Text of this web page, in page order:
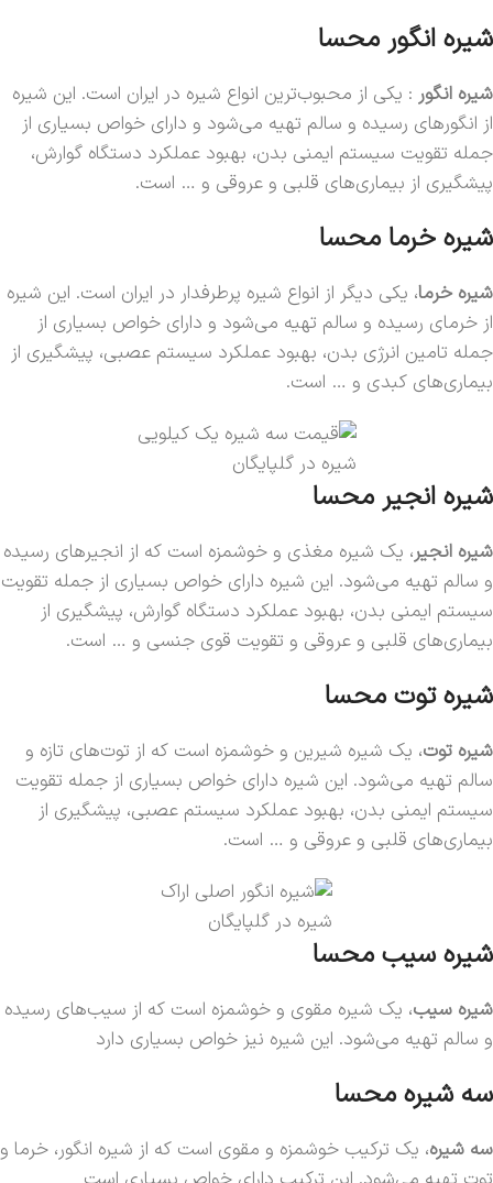
شیره انگور محسا
شیره انگور : یکی از محبوب‌ترین انواع شیره در ایران است. این شیره
از انگورهای رسیده و سالم تهیه می‌شود و دارای خواص بسیاری از
جمله تقویت سیستم ایمنی بدن، بهبود عملکرد دستگاه گوارش،
پیشگیری از بیماری‌های قلبی و عروقی و … است.
شیره خرما محسا
شیره خرما، یکی دیگر از انواع شیره پرطرفدار در ایران است. این شیره
از خرمای رسیده و سالم تهیه می‌شود و دارای خواص بسیاری از
جمله تامین انرژی بدن، بهبود عملکرد سیستم عصبی، پیشگیری از
بیماری‌های کبدی و … است.
شیره در گلپایگان
شیره انجیر محسا
شیره انجیر، یک شیره مغذی و خوشمزه است که از انجیرهای رسیده
و سالم تهیه می‌شود. این شیره دارای خواص بسیاری از جمله تقویت
سیستم ایمنی بدن، بهبود عملکرد دستگاه گوارش، پیشگیری از
بیماری‌های قلبی و عروقی و تقویت قوی جنسی و … است.
شیره توت محسا
شیره توت، یک شیره شیرین و خوشمزه است که از توت‌های تازه و
سالم تهیه می‌شود. این شیره دارای خواص بسیاری از جمله تقویت
سیستم ایمنی بدن، بهبود عملکرد سیستم عصبی، پیشگیری از
بیماری‌های قلبی و عروقی و … است.
شیره در گلپایگان
شیره سیب محسا
شیره سیب، یک شیره مقوی و خوشمزه است که از سیب‌های رسیده
و سالم تهیه می‌شود. این شیره نیز خواص بسیاری دارد
سه شیره محسا
سه شیره، یک ترکیب خوشمزه و مقوی است که از شیره انگور، خرما و